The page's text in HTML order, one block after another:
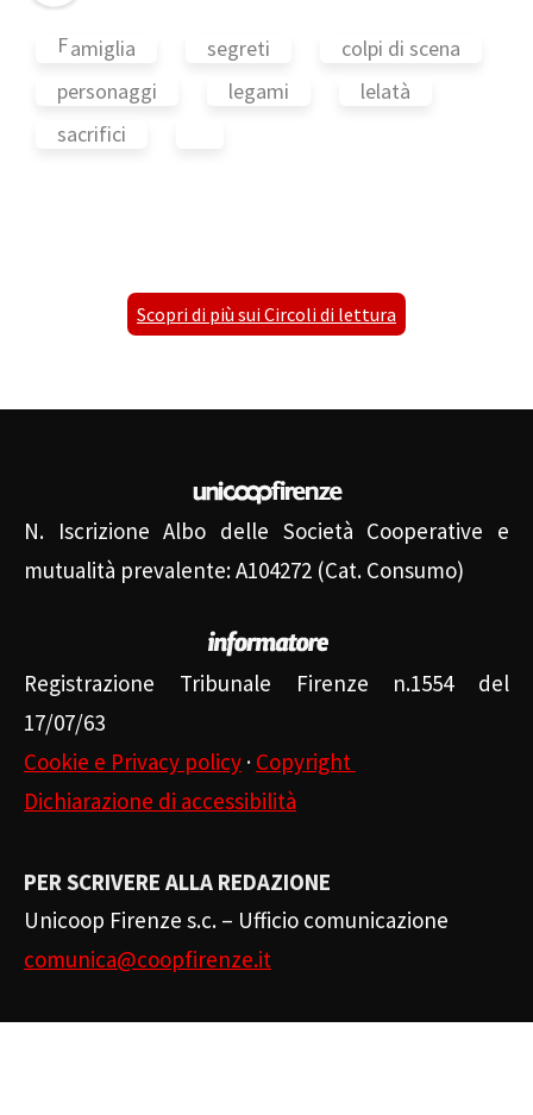
Famiglia segreti
colpi di scena
personaggi
legami
lelatà
sacrifici
Scopri di più sui Circoli di lettura
N. Iscrizione Albo delle Società Cooperative e
mutualità prevalente: A104272 (Cat. Consumo)
Registrazione Tribunale Firenze n.1554 del
17/07/63
Cookie e Privacy policy · Copyright
Dichiarazione di accessibilità
PER SCRIVERE ALLA REDAZIONE
Unicoop Firenze s.c. – Ufficio comunicazione
comunica@coopfirenze.it